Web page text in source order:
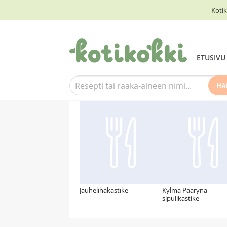
ETUSIVU
Suosittelemme myös
Jauhelihakastike
Kylmä Päärynä-
sipulikastike